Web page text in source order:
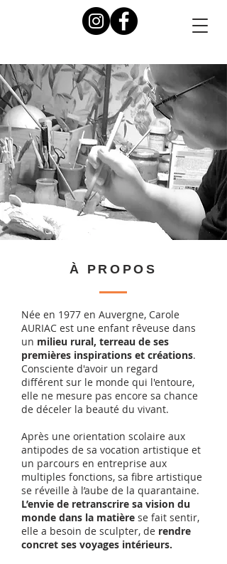
À PROPOS
Née en 1977 en Auvergne, Carole
AURIAC est une enfant rêveuse dans
un milieu rural, terreau de ses
premières inspirations et créations.
Consciente d'avoir un regard
différent sur le monde qui l'entoure,
elle ne mesure pas encore sa chance
de déceler la beauté du vivant.
Après une orientation scolaire aux
antipodes de sa vocation artistique et
un parcours en entreprise aux
multiples fonctions, sa fibre artistique
se réveille à l’aube de la quarantaine.
L’envie de retranscrire sa vision du
monde dans la matière se fait sentir,
elle a besoin de sculpter, de rendre
concret ses voyages intérieurs.